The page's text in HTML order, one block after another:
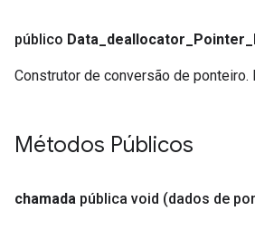
público Data deallocator Pointer
Construtor de conversão de ponteiro.
Métodos Públicos
chamada pública void (dados de